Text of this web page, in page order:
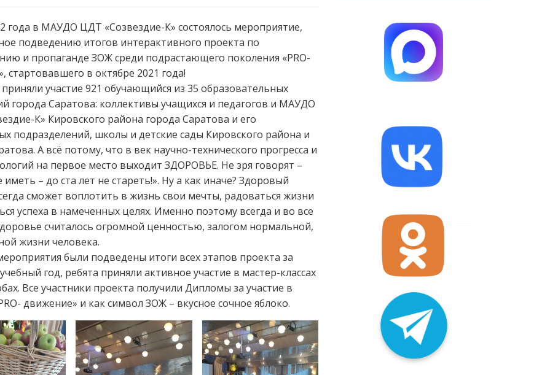
года в МАУДО ЦДТ «Созвездие-К» состоялось мероприятие,
подведению итогов интерактивного проекта по
и пропаганде ЗОЖ среди подрастающего поколения «PRO-
стартовавшего в октябре 2021 года!
участие 921 обучающийся из 35 образовательных
города Саратова: коллективы учащихся и педагогов и МАУДО
К» Кировского района города Саратова и его
подразделений, школы и детские сады Кировского района и
А всё потому, что в век научно-технического прогресса и
на первое место выходит ЗДОРОВЬЕ. Не зря говорят –
иметь – до ста лет не стареть!». Ну а как иначе? Здоровый
сможет воплотить в жизнь свои мечты, радоваться жизни
успеха в намеченных целях. Именно поэтому всегда и во все
считалось огромной ценностью, залогом нормальной,
жизни человека.
были подведены итоги всех этапов проекта за
год, ребята приняли активное участие в мастер-классах
Все участники проекта получили Дипломы за участие в
движение» и как символ ЗОЖ – вкусное сочное яблоко.